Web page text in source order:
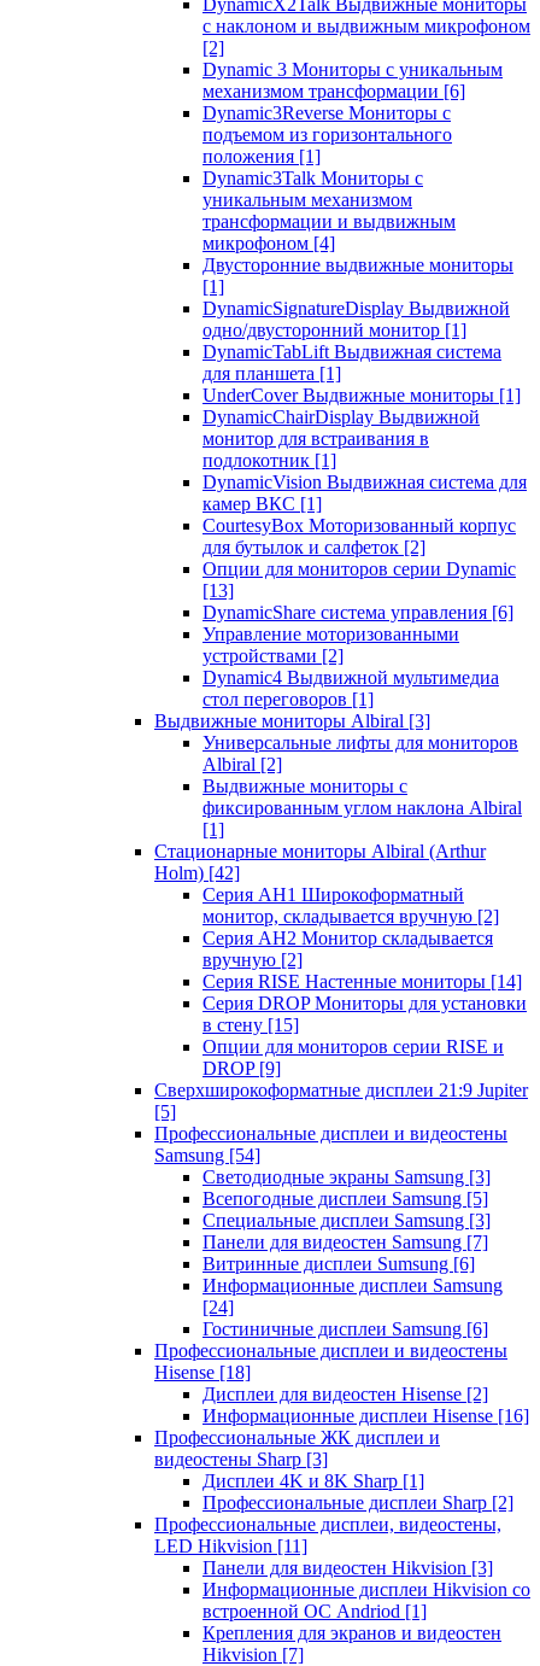
DynamicX2Talk Выдвижные мониторы
с наклоном и выдвижным микрофоном
[2]
Dynamic 3 Мониторы с уникальным
механизмом трансформации [6]
Dynamic3Reverse Мониторы с
подъемом из горизонтального
положения [1]
Dynamic3Talk Мониторы с
уникальным механизмом
трансформации и выдвижным
микрофоном [4]
Двусторонние выдвижные мониторы
[1]
DynamicSignatureDisplay Выдвижной
одно/двусторонний монитор [1]
DynamicTabLift Выдвижная система
для планшета [1]
UnderCover Выдвижные мониторы [1]
DynamicChairDisplay Выдвижной
монитор для встраивания в
подлокотник [1]
DynamicVision Выдвижная система для
камер ВКС [1]
CourtesyBox Моторизованный корпус
для бутылок и салфеток [2]
Опции для мониторов серии Dynamic
[13]
DynamicShare система управления [6]
Управление моторизованными
устройствами [2]
Dynamic4 Выдвижной мультимедиа
стол переговоров [1]
Выдвижные мониторы Albiral [3]
Универсальные лифты для мониторов
Albiral [2]
Выдвижные мониторы с
фиксированным углом наклона Albiral
[1]
Стационарные мониторы Albiral (Arthur
Holm) [42]
Серия AH1 Широкоформатный
монитор, складывается вручную [2]
Серия AH2 Монитор складывается
вручную [2]
Серия RISE Настенные мониторы [14]
Серия DROP Мониторы для установки
в стену [15]
Опции для мониторов серии RISE и
DROP [9]
Сверхширокоформатные дисплеи 21:9 Jupiter
[5]
Профессиональные дисплеи и видеостены
Samsung [54]
Светодиодные экраны Samsung [3]
Всепогодные дисплеи Samsung [5]
Специальные дисплеи Samsung [3]
Панели для видеостен Samsung [7]
Витринные дисплеи Sumsung [6]
Информационные дисплеи Samsung
[24]
Гостиничные дисплеи Samsung [6]
Профессиональные дисплеи и видеостены
Hisense [18]
Дисплеи для видеостен Hisense [2]
Информационные дисплеи Hisense [16]
Профессиональные ЖК дисплеи и
видеостены Sharp [3]
Дисплеи 4K и 8K Sharp [1]
Профессиональные дисплеи Sharp [2]
Профессиональные дисплеи, видеостены,
LED Hikvision [11]
Панели для видеостен Hikvision [3]
Информационные дисплеи Hikvision со
встроенной ОС Andriod [1]
Крепления для экранов и видеостен
Hikvision [7]